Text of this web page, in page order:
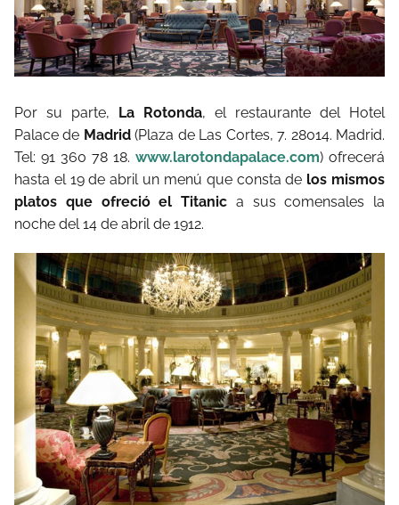
Por su parte, La Rotonda, el restaurante del Hotel
Palace de Madrid(Plaza de Las Cortes, 7. 28014. Madrid.
Tel: 91 360 78 18. www.larotondapalace.com) ofrecerá
hasta el 19 de abril un menú que consta de los mismos
platos que ofreció el Titanic a sus comensales la
noche del 14 de abril de 1912.